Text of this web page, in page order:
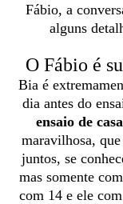
Fábio, a
alguns
O Fábio é
Bia é
dia antes do
ensaio de
maravilhosa,
juntos, se
mas somente
com 14 e ele